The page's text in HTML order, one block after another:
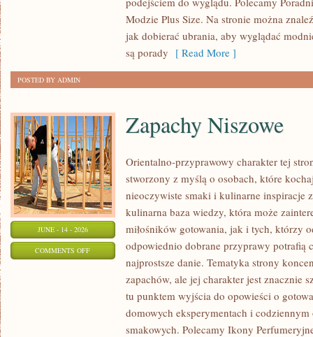
Modzie Plus Size. Na stronie można
jak dobierać ubrania, aby wyglądać
są porady [ Read More ]
POSTED BY ADMIN
JUNE - 14 - 2026
COMMENTS OFFON
Zapachy Niszowe
Orientalno-przyprawowy charakter tej
stworzony z myślą o osobach, które
nieoczywiste smaki i kulinarne inspiracje
kulinarna baza wiedzy, która może
miłośników gotowania, jak i tych, którzy
odpowiednio dobrane przyprawy potrafią
najprostsze danie. Tematyka strony
zapachów, ale jej charakter jest znacznie
tu punktem wyjścia do opowieści o
domowych eksperymentach i
smakowych. Polecamy Ikony